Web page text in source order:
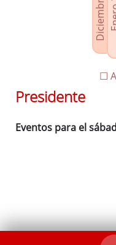
Agenda de Presidencia
Plenos provinciales y
Oficina de Proyectos
☐
Presidente
Eventos para el